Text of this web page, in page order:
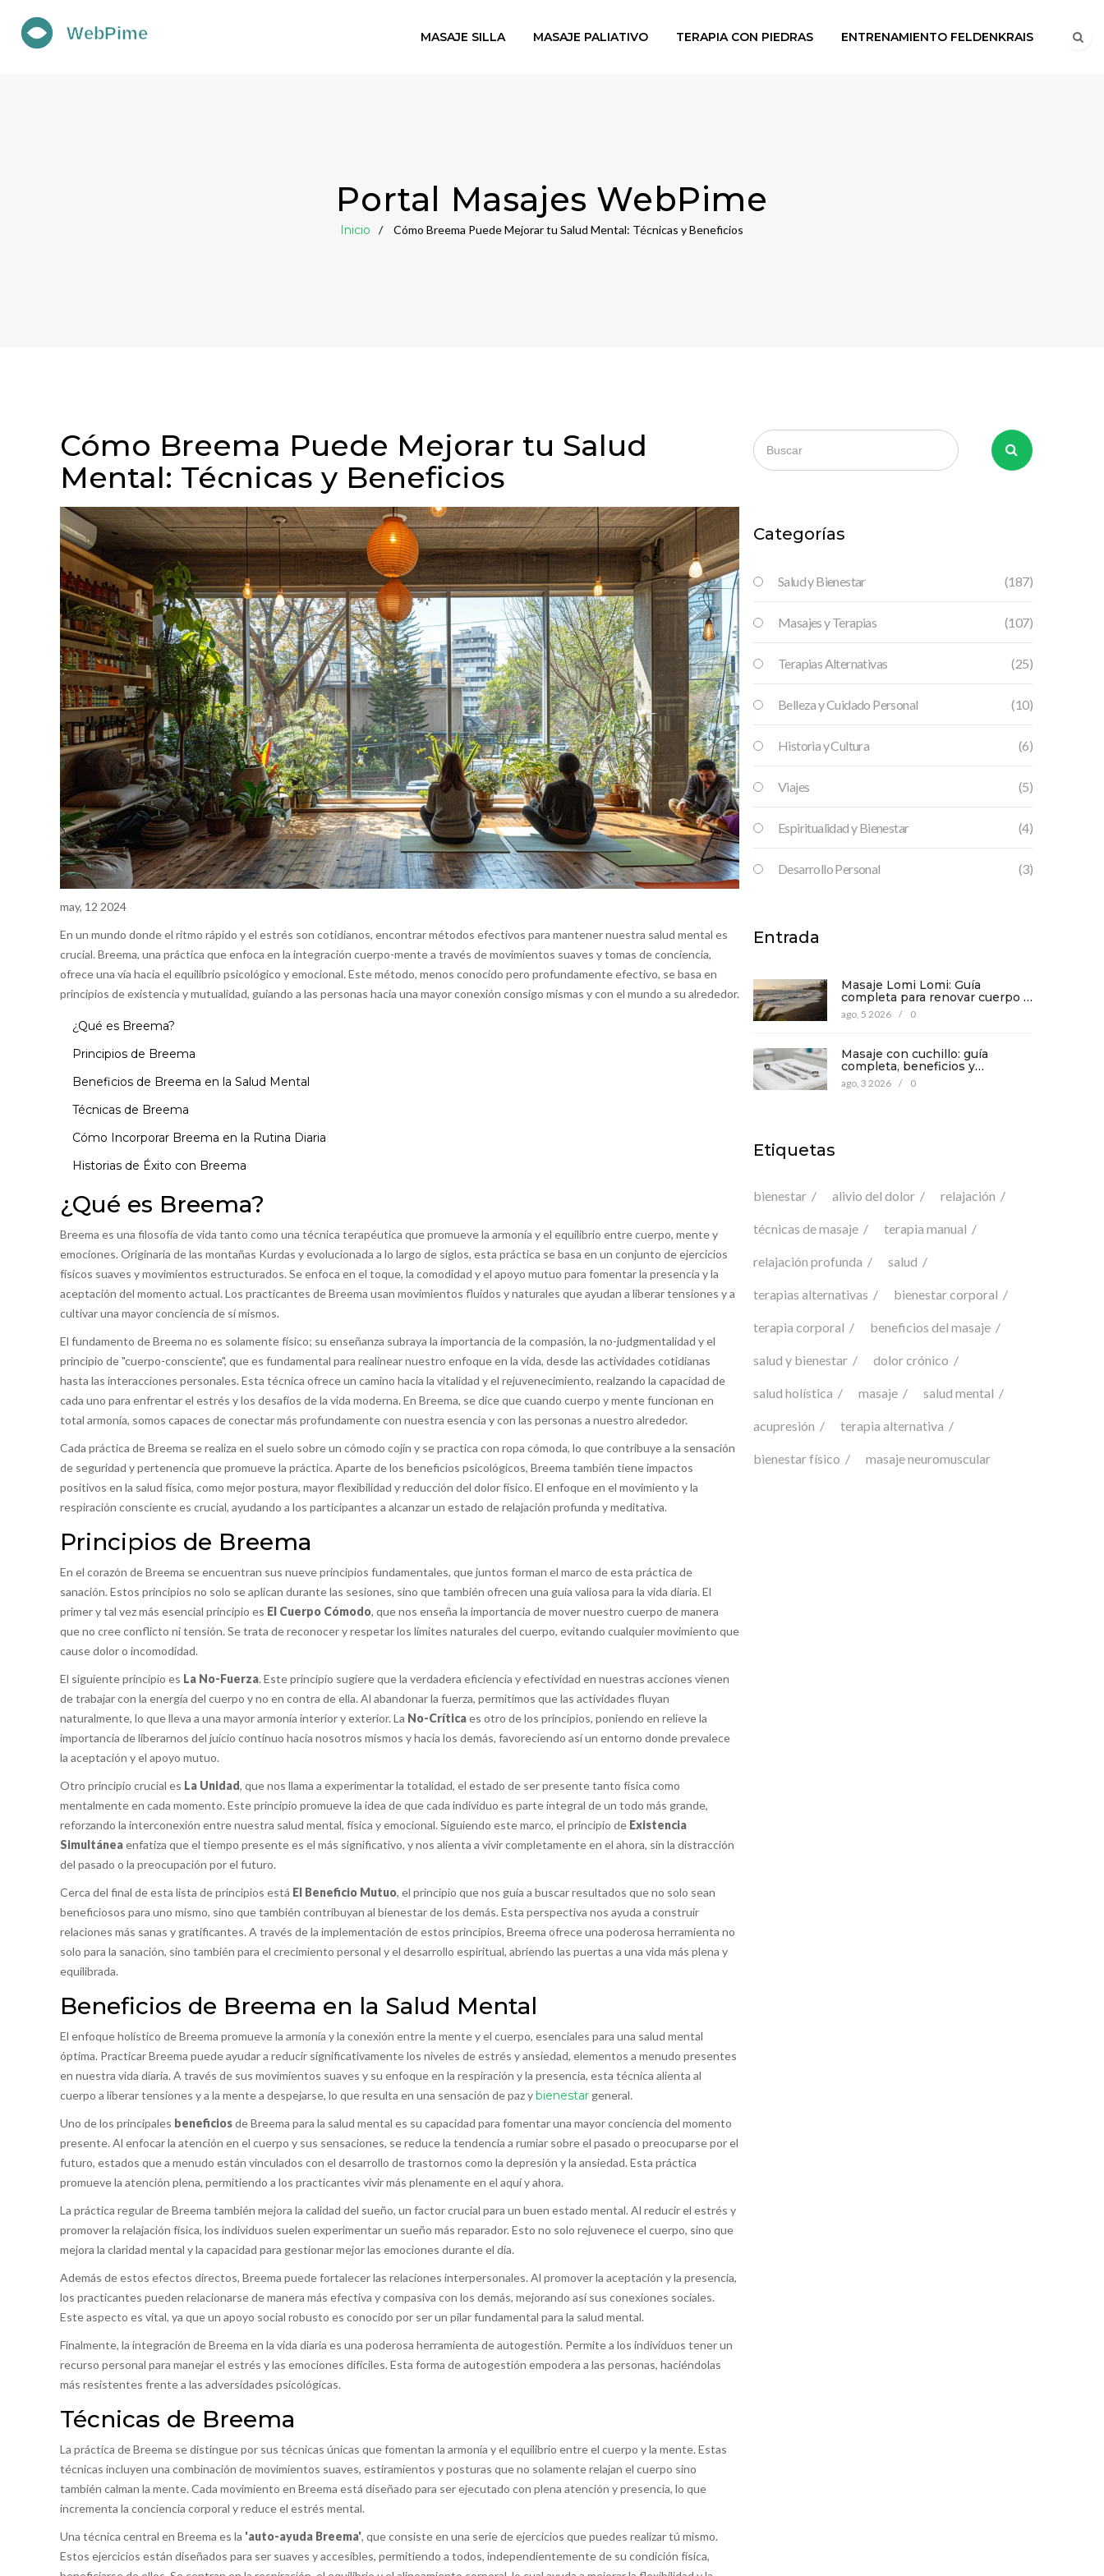
MASAJE SILLA MASAJE PALIATIVO TERAPIA CON PIEDRAS ENTRENAMIENTO FELDENKRAIS
Portal Masajes WebPime
Inicio Cómo Breema Puede Mejorar tu Salud Mental: Técnicas y Beneficios
Cómo Breema Puede Mejorar tu Salud
Mental: Técnicas y Beneficios
may, 12 2024
En un mundo donde el ritmo rápido y el estrés son cotidianos, encontrar métodos efectivos para mantener nuestra salud mental es
crucial. Breema, una práctica que enfoca en la integración cuerpo-mente a través de movimientos suaves y tomas de conciencia,
ofrece una vía hacia el equilibrio psicológico y emocional. Este método, menos conocido pero profundamente efectivo, se basa en
principios de existencia y mutualidad, guiando a las personas hacia una mayor conexión consigo mismas y con el mundo a su alrededor.
¿Qué es Breema?
Principios de Breema
Beneficios de Breema en la Salud Mental
Técnicas de Breema
Cómo Incorporar Breema en la Rutina Diaria
Historias de Éxito con Breema
¿Qué es Breema?
Breema es una filosofía de vida tanto como una técnica terapéutica que promueve la armonía y el equilibrio entre cuerpo, mente y
emociones. Originaria de las montañas Kurdas y evolucionada a lo largo de siglos, esta práctica se basa en un conjunto de ejercicios
físicos suaves y movimientos estructurados. Se enfoca en el toque, la comodidad y el apoyo mutuo para fomentar la presencia y la
aceptación del momento actual. Los practicantes de Breema usan movimientos fluidos y naturales que ayudan a liberar tensiones y a
cultivar una mayor conciencia de sí mismos.
El fundamento de Breema no es solamente físico; su enseñanza subraya la importancia de la compasión, la no-judgmentalidad y el
principio de "cuerpo-consciente", que es fundamental para realinear nuestro enfoque en la vida, desde las actividades cotidianas
hasta las interacciones personales. Esta técnica ofrece un camino hacia la vitalidad y el rejuvenecimiento, realzando la capacidad de
cada uno para enfrentar el estrés y los desafíos de la vida moderna. En Breema, se dice que cuando cuerpo y mente funcionan en
total armonía, somos capaces de conectar más profundamente con nuestra esencia y con las personas a nuestro alrededor.
Cada práctica de Breema se realiza en el suelo sobre un cómodo cojín y se practica con ropa cómoda, lo que contribuye a la sensación
de seguridad y pertenencia que promueve la práctica. Aparte de los beneficios psicológicos, Breema también tiene impactos
positivos en la salud física, como mejor postura, mayor flexibilidad y reducción del dolor físico. El enfoque en el movimiento y la
respiración consciente es crucial, ayudando a los participantes a alcanzar un estado de relajación profunda y meditativa.
Principios de Breema
En el corazón de Breema se encuentran sus nueve principios fundamentales, que juntos forman el marco de esta práctica de
sanación. Estos principios no solo se aplican durante las sesiones, sino que también ofrecen una guía valiosa para la vida diaria. El
primer y tal vez más esencial principio es El Cuerpo Cómodo, que nos enseña la importancia de mover nuestro cuerpo de manera
que no cree conflicto ni tensión. Se trata de reconocer y respetar los límites naturales del cuerpo, evitando cualquier movimiento que
cause dolor o incomodidad.
El siguiente principio es La No-Fuerza. Este principio sugiere que la verdadera eficiencia y efectividad en nuestras acciones vienen
de trabajar con la energía del cuerpo y no en contra de ella. Al abandonar la fuerza, permitimos que las actividades fluyan
naturalmente, lo que lleva a una mayor armonía interior y exterior. La No-Críticaes otro de los principios, poniendo en relieve la
importancia de liberarnos del juicio continuo hacia nosotros mismos y hacia los demás, favoreciendo así un entorno donde prevalece
la aceptación y el apoyo mutuo.
Otro principio crucial es La Unidad, que nos llama a experimentar la totalidad, el estado de ser presente tanto física como
mentalmente en cada momento. Este principio promueve la idea de que cada individuo es parte integral de un todo más grande,
reforzando la interconexión entre nuestra salud mental, física y emocional. Siguiendo este marco, el principio de Existencia
Simultáneaenfatiza que el tiempo presente es el más significativo, y nos alienta a vivir completamente en el ahora, sin la distracción
del pasado o la preocupación por el futuro.
Cerca del final de esta lista de principios está El Beneficio Mutuo, el principio que nos guía a buscar resultados que no solo sean
beneficiosos para uno mismo, sino que también contribuyan al bienestar de los demás. Esta perspectiva nos ayuda a construir
relaciones más sanas y gratificantes. A través de la implementación de estos principios, Breema ofrece una poderosa herramienta no
solo para la sanación, sino también para el crecimiento personal y el desarrollo espiritual, abriendo las puertas a una vida más plena y
equilibrada.
Beneficios de Breema en la Salud Mental
El enfoque holístico de Breema promueve la armonía y la conexión entre la mente y el cuerpo, esenciales para una salud mental
óptima. Practicar Breema puede ayudar a reducir significativamente los niveles de estrés y ansiedad, elementos a menudo presentes
en nuestra vida diaria. A través de sus movimientos suaves y su enfoque en la respiración y la presencia, esta técnica alienta al
cuerpo a liberar tensiones y a la mente a despejarse, lo que resulta en una sensación de paz y bienestargeneral.
Uno de los principales beneficiosde Breema para la salud mental es su capacidad para fomentar una mayor conciencia del momento
presente. Al enfocar la atención en el cuerpo y sus sensaciones, se reduce la tendencia a rumiar sobre el pasado o preocuparse por el
futuro, estados que a menudo están vinculados con el desarrollo de trastornos como la depresión y la ansiedad. Esta práctica
promueve la atención plena, permitiendo a los practicantes vivir más plenamente en el aquí y ahora.
La práctica regular de Breema también mejora la calidad del sueño, un factor crucial para un buen estado mental. Al reducir el estrés y
promover la relajación física, los individuos suelen experimentar un sueño más reparador. Esto no solo rejuvenece el cuerpo, sino que
mejora la claridad mental y la capacidad para gestionar mejor las emociones durante el día.
Además de estos efectos directos, Breema puede fortalecer las relaciones interpersonales. Al promover la aceptación y la presencia,
los practicantes pueden relacionarse de manera más efectiva y compasiva con los demás, mejorando así sus conexiones sociales.
Este aspecto es vital, ya que un apoyo social robusto es conocido por ser un pilar fundamental para la salud mental.
Finalmente, la integración de Breema en la vida diaria es una poderosa herramienta de autogestión. Permite a los individuos tener un
recurso personal para manejar el estrés y las emociones difíciles. Esta forma de autogestión empodera a las personas, haciéndolas
más resistentes frente a las adversidades psicológicas.
Técnicas de Breema
La práctica de Breema se distingue por sus técnicas únicas que fomentan la armonía y el equilibrio entre el cuerpo y la mente. Estas
técnicas incluyen una combinación de movimientos suaves, estiramientos y posturas que no solamente relajan el cuerpo sino
también calman la mente. Cada movimiento en Breema está diseñado para ser ejecutado con plena atención y presencia, lo que
incrementa la conciencia corporal y reduce el estrés mental.
Una técnica central en Breema es la 'auto-ayuda Breema', que consiste en una serie de ejercicios que puedes realizar tú mismo.
Estos ejercicios están diseñados para ser suaves y accesibles, permitiendo a todos, independientemente de su condición física,
Categorías
Salud y Bienestar (187)
Masajes y Terapias (107)
Terapias Alternativas (25)
Belleza y Cuidado Personal (10)
Historia y Cultura (6)
Viajes (5)
Espiritualidad y Bienestar (4)
Desarrollo Personal (3)
Entrada
Masaje Lomi Lomi: Guía
completa para renovar cuerpo y
mente
ago, 5 2026 / 0
Masaje con cuchillo: guía
completa, beneficios y
precauciones para tu bienestar
ago, 3 2026 / 0
Etiquetas
bienestar alivio del dolor relajación
técnicas de masaje terapia manual
relajación profunda salud
terapias alternativas bienestar corporal
terapia corporal beneficios del masaje
salud y bienestar dolor crónico
salud holística masaje salud mental
acupresión terapia alternativa
bienestar físico masaje neuromuscular